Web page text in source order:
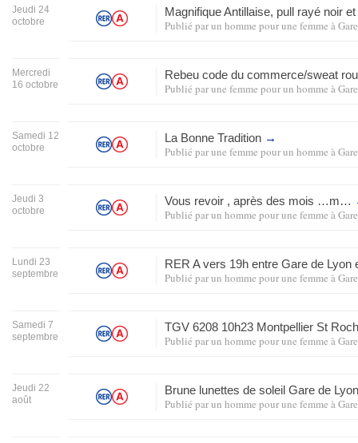
Jeudi 24
octobre
Magnifique Antillaise, pull rayé noir
Publié parun homme pour une femme à
Mercredi
16 octobre
Rebeu code du commerce/sweat
Publié parune femme pour un homme à
Samedi 12
octobre
La Bonne Tradition →
Publié parune femme pour un homme à
Jeudi 3
octobre
Vous revoir , après des mois …m…
Publié parun homme pour une femme à
Lundi 23
septembre
RER A vers 19h entre Gare de
Publié parun homme pour une femme à
Samedi 7
septembre
TGV 6208 10h23 Montpellier St
Publié parun homme pour une femme à
Jeudi 22
août
Brune lunettes de soleil Gare de
Publié parun homme pour une femme à